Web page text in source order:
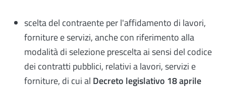
scelta del contraente per l'affidamento di lavori,
forniture e servizi, anche con riferimento alla
modalità di selezione prescelta ai sensi del codice
dei contratti pubblici, relativi a lavori, servizi e
forniture, di cui al Decreto legislativo 18 aprile